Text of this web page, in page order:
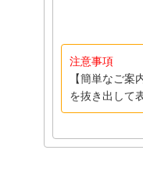
注意事項
【簡単なご
を抜き出して